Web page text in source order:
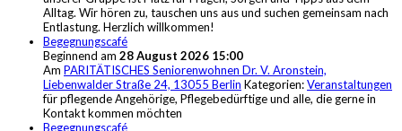
Alltag. Wir hören zu, tauschen uns aus und suchen gemeinsam nach
Entlastung. Herzlich willkommen!
Begegnungscafé
Beginnend am 28 August 2026 15:00
Am PARITÄTISCHES Seniorenwohnen Dr. V. Aronstein,
Liebenwalder Straße 24, 13055 Berlin Kategorien:Veranstaltungen
für pflegende Angehörige, Pflegebedürftige und alle, die gerne in
Kontakt kommen möchten
Begegnungscafé